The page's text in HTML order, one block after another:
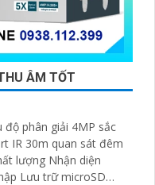
ÂM TỐT
độ phân giải 4MP sắc
IR 30m quan sát đêm
lượng Nhận diện
Lưu trữ microSD